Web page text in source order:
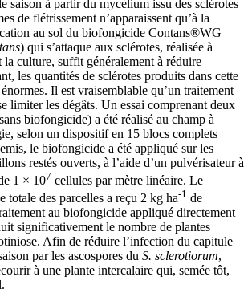
saison à partir du mycélium issu des sclérotes
de flétrissement n’apparaissent qu’à la
au sol du biofongicide Contans®WG
) qui s’attaque aux sclérotes, réalisée à
la culture, suffit généralement à réduire
les quantités de sclérotes produits dans cette
Il est vraisemblable qu’un traitement
limiter les dégâts. Un essai comprenant deux
biofongicide) a été réalisé au champ à
selon un dispositif en 15 blocs complets
le biofongicide a été appliqué sur les
restés ouverts, à l’aide d’un pulvérisateur à
1 × 107 cellules par mètre linéaire. Le
totale des parcelles a reçu 2 kg ha-1 de
au biofongicide appliqué directement
significativement le nombre de plantes
Afin de réduire l’infection du capitule
par les ascospores du S. sclerotiorum,
à une plante intercalaire qui, semée tôt,